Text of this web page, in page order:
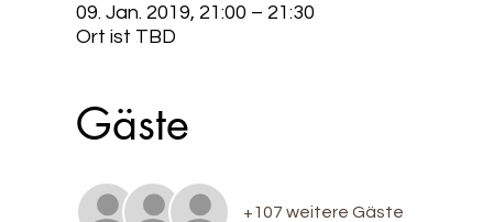
09. Jan. 2019, 21:00 – 21:30
Ort ist TBD
Gäste
+107 weitere Gäste